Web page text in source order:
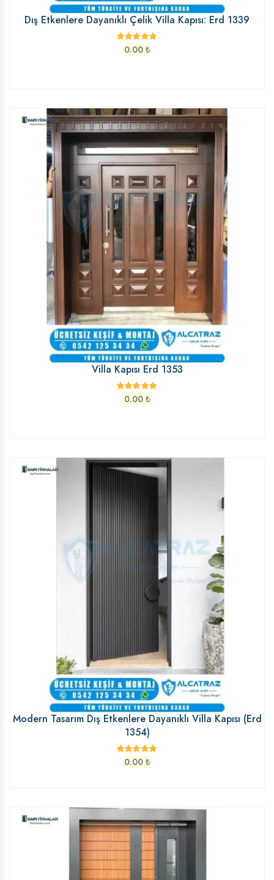
Dış Etkenlere Dayanıklı Çelik Villa Kapısı: Erd 1339
0.00 ₺
Villa Kapısı Erd 1353
0.00 ₺
Modern Tasarım Dış Etkenlere Dayanıklı Villa Kapısı (Erd
1354)
0.00 ₺